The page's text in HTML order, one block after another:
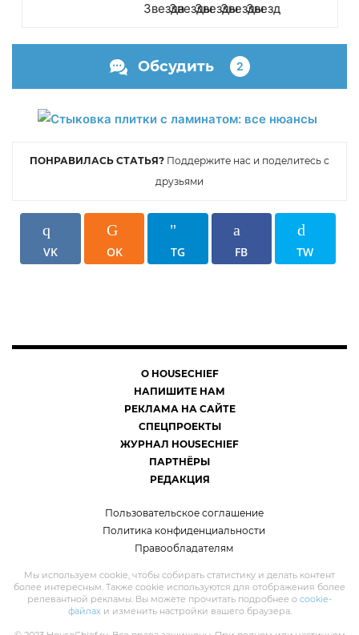
Обсудить 2
ПОНРАВИЛАСЬ СТАТЬЯ? Поддержите нас и поделитесь с
друзьями
VK OK TG FB TW
О HOUSECHIEF
НАПИШИТЕ НАМ
РЕКЛАМА НА САЙТЕ
СПЕЦПРОЕКТЫ
ЖУРНАЛ HOUSECHIEF
ПАРТНЁРЫ
РЕДАКЦИЯ
Пользовательское соглашение
Политика конфиденциальности
Правообладателям
Мы используем cookie, чтобы собирать статистику и делать контент
более интересным. Также cookie используются для отображения более
релевантной рекламы. Вы можете прочитать подробнее о cookie-
файлахи изменить настройки вашего браузера.